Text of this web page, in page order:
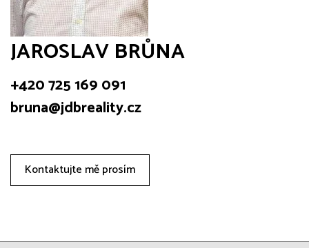
JAROSLAV BRŮNA
+420 725 169 091
bruna@jdbreality.cz
Kontaktujte mě prosím